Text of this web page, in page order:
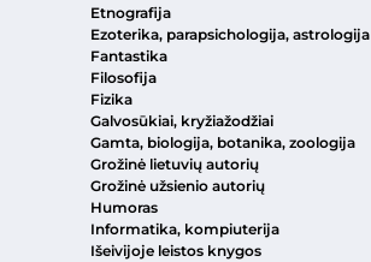
Etnografija
Ezoterika, parapsichologija, astrologija
Fantastika
Filosofija
Fizika
Galvosūkiai, kryžiažodžiai
Gamta, biologija, botanika, zoologija
Grožinė lietuvių autorių
Grožinė užsienio autorių
Humoras
Informatika, kompiuterija
Išeivijoje leistos knygos